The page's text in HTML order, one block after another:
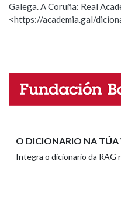
OUTRAS OPCIÓNS DE
Pertence a
Observación
Propoño mellorar a
Nome
Galega. A Coruña: Real
<https://academia.gal/
O DICIONARIO NA TÚA
Integra o dicionario da RAG